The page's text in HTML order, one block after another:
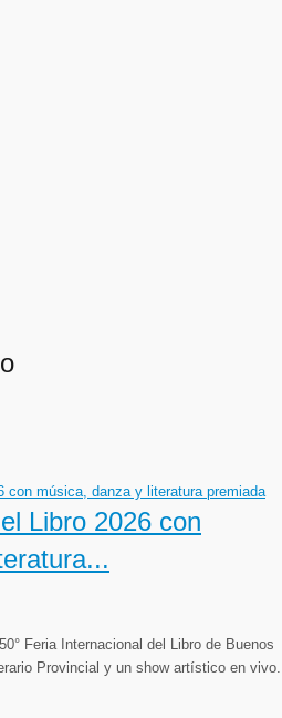
Libro 2026 con
Feria Internacional del Libro de Buenos
Provincial y un show artístico en vivo.